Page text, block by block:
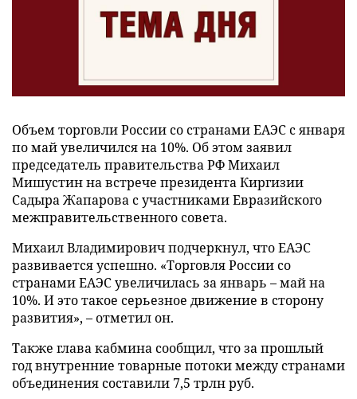
Объем торговли России со странами ЕАЭС с января
по май увеличился на 10%. Об этом заявил
председатель правительства РФ Михаил
Мишустин на встрече президента Киргизии
Садыра Жапарова с участниками Евразийского
межправительственного совета.
Михаил Владимирович подчеркнул, что ЕАЭС
развивается успешно. «Торговля России со
странами ЕАЭС увеличилась за январь – май на
10%. И это такое серьезное движение в сторону
развития», – отметил он.
Также глава кабмина сообщил, что за прошлый
год внутренние товарные потоки между странами
объединения составили 7,5 трлн руб.